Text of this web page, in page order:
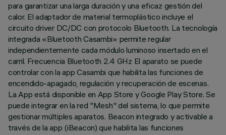
para garantizar una larga duración y una eficaz gestión del
calor. El adaptador de material termoplástico incluye el
circuito driver DC/DC con protocolo Bluetooth. La tecnología
integrada «Bluetooth Casambi» permite regular
independientemente cada módulo luminoso insertado en el
carril. Frecuencia Bluetooth 2.4 GHz El aparato se puede
controlar con la app Casambi que habilita las funciones de
encendido-apagado, regulación y recuperación de escenas.
La App está disponible en App Store y Google Play Store. Se
puede integrar en la red "Mesh" del sistema, lo que permite
gestionar múltiples aparatos. Beacon integrado y activable a
través de la app (iBeacon) que habilita las funciones